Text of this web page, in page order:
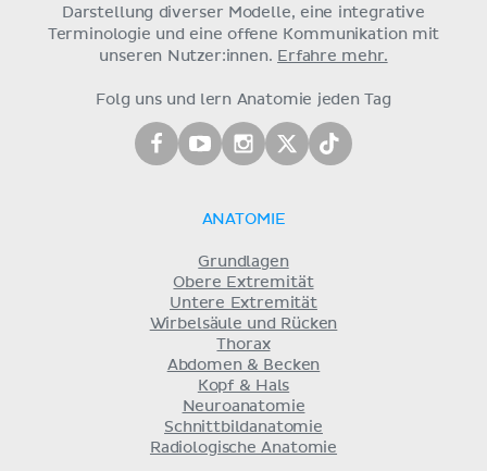
Darstellung diverser Modelle, eine integrative
Terminologie und eine offene Kommunikation mit
unseren Nutzer:innen. Erfahre mehr.
Folg uns und lern Anatomie jeden Tag
ANATOMIE
Grundlagen
Obere Extremität
Untere Extremität
Wirbelsäule und Rücken
Thorax
Abdomen & Becken
Kopf & Hals
Neuroanatomie
Schnittbildanatomie
Radiologische Anatomie